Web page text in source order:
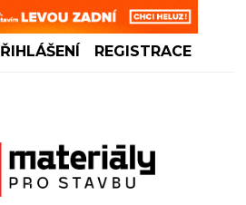
REGISTRACE